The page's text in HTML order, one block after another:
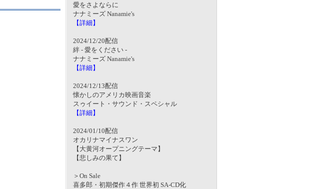
愛をさよならに
ナナミーズ Nanamie's
【詳細】
2024/12/20配信
絆 - 愛をください -
ナナミーズ Nanamie's
【詳細】
2024/12/13配信
懐かしのアメリカ映画音楽
スゥイート・サウンド・スペシャル
【詳細】
2024/01/10配信
オカリナマイナスワン
【大黄河オープニングテーマ】
【悲しみの果て】
＞On Sale
喜多郎・初期傑作４作 世界初 SA-CD化